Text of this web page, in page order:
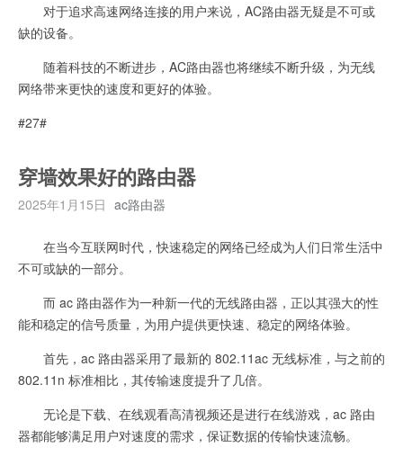
对于追求高速网络连接的用户来说，AC路由器无疑是不可或
缺的设备。
随着科技的不断进步，AC路由器也将继续不断升级，为无线
网络带来更快的速度和更好的体验。
#27#
穿墙效果好的路由器
2025年1月15日 ac路由器
在当今互联网时代，快速稳定的网络已经成为人们日常生活中
不可或缺的一部分。
而 ac 路由器作为一种新一代的无线路由器，正以其强大的性
能和稳定的信号质量，为用户提供更快速、稳定的网络体验。
首先，ac 路由器采用了最新的 802.11ac 无线标准，与之前的
802.11n 标准相比，其传输速度提升了几倍。
无论是下载、在线观看高清视频还是进行在线游戏，ac 路由
器都能够满足用户对速度的需求，保证数据的传输快速流畅。